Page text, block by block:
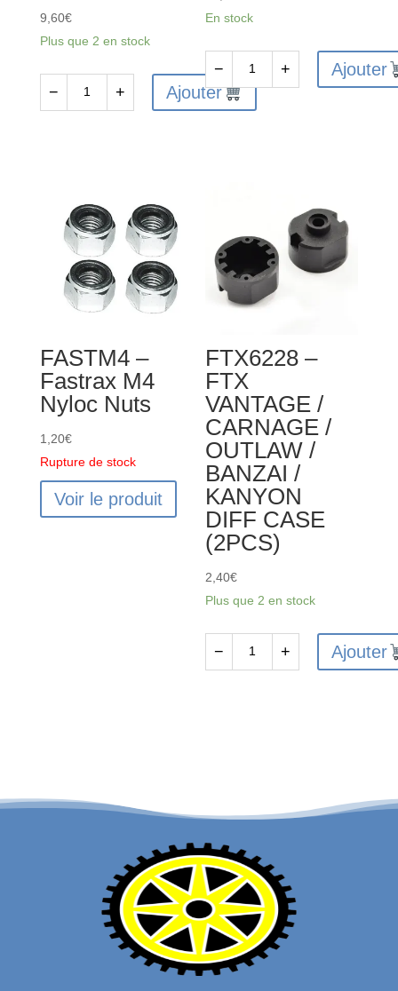
9,60€
Plus que 2 en stock
VANTAGE
CARNAGE
OUTLAW
BANZAI
DIFF
DRIVE
W/PIN
(2SETS)
− + Ajouter
En stock
de
GEARBOX
(1
SET)
− + Ajouter
FASTM4 –
Fastrax M4
Nyloc Nuts
1,20€
Rupture de stock
Voir le produit
FTX6228 –
FTX
VANTAGE /
CARNAGE /
OUTLAW /
BANZAI /
KANYON
DIFF CASE
(2PCS)
2,40€
Plus que 2 en stock
CARNAGE
/
OUTLAW
/
BANZAI
/
KANYON
− + Ajouter